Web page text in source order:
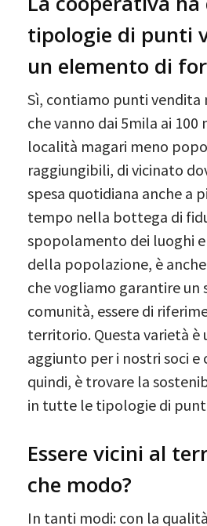
tipologie di punti
un elemento di
Sì, contiamo punti vendita
che vanno dai 5mila ai 100
località magari meno
raggiungibili, di vicinato
spesa quotidiana anche a
tempo nella bottega di
spopolamento dei luoghi
della popolazione, è
che vogliamo garantire un
comunità, essere di
territorio. Questa varietà è
aggiunto per i nostri soci e
quindi, è trovare la
in tutte le tipologie di
Essere vicini al
che modo?
In tanti modi: con la